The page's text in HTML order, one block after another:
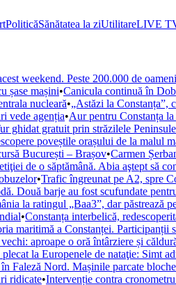
PoliticăSănătatea la ziUtilitareLIVE
weekend. Peste 200.000 de
șase mașini•Canicula continuă în
nucleară•„Astăzi la Constanța”,
vede agenția•Aur pentru Constanța
ghidat gratuit prin străzilele
poveștile orașului de la malul
București – Brașov•Carmen
de o săptămână. Abia aştept să
•Trafic îngreunat pe A2, spre
Două barje au fost scufundate
la ratingul „Baa3”, dar păstrează
•Constanța interbelică,
maritimă a Constanței. Participanții
aproape o oră întârziere și
la Europenele de nataţie: Simt
Faleză Nord. Mașinile parcate
ridicate•Intervenție contra